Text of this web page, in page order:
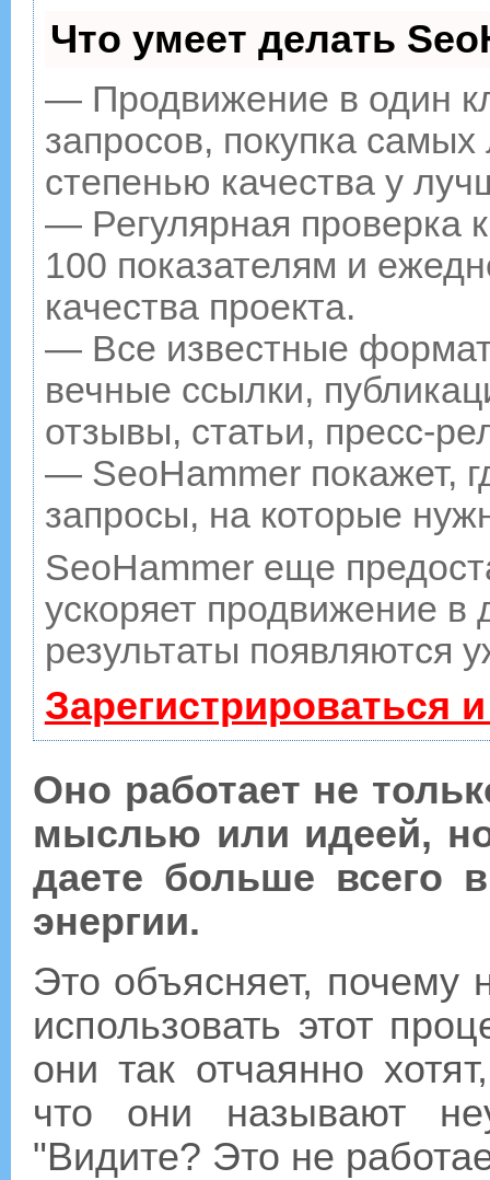
Что умеет делать
— Продвижение в один
запросов, покупка
степенью качества у
— Регулярная проверка
100 показателям и
качества проекта.
— Все известные
вечные ссылки,
отзывы, статьи, пресс-
— SeoHammer покажет,
запросы, на которые
SeoHammer еще
ускоряет продвижение в
результаты появляются
Зарегистрироваться
Оно работает не
мыслью или идеей,
даете больше всего
энергии.
Это объясняет,
использовать этот
они так отчаянно
что они называют
"Видите? Это не